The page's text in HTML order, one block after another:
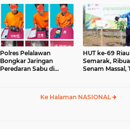
Kebun Sawit
Polres Pelalawan
Bongkar Jaringan
Peredaran Sabu di
HUT ke-69 Riau
Semarak,
Senam Massal,
Ke Halaman NASIONAL